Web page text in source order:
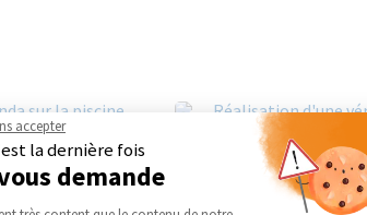
accepter
la dernière fois
demande
de Gestion du